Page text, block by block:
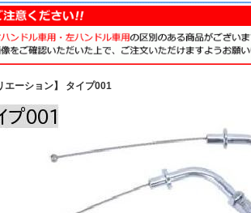
エーション】 タイプ001